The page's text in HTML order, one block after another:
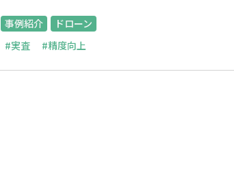
事例紹介
ドローン
#実査
#精度向上